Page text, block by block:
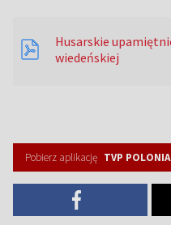
Husarskie
wiedeńskiej
Pobierz aplikację TVP POLONIA